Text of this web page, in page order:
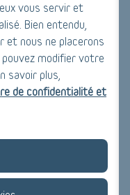
vous servir et
Bien entendu,
et nous ne placerons
modifier votre
savoir plus,
de confidentialité et
travaux
vous d'être en
locales.
l'espace en déplaçant